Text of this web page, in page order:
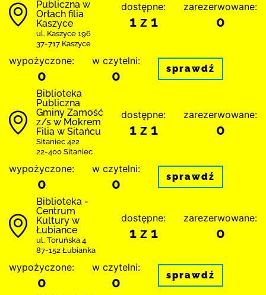
Publiczna w
Orłach filia
Kaszyce
ul. Kaszyce 196
37-717 Kaszyce
dostępne:
1 z 1
zarezerwowane:
0
wypożyczone:
0
w czytelni:
0 sprawdź
Biblio­teka
Publiczna
Gminy Zamość
z/s w Mokrem
Filia w Sitańcu
Sitaniec 422
22-400 Sitaniec
dostępne:
1 z 1
zarezerwowane:
0
wypożyczone:
0
w czytelni:
0 sprawdź
Biblioteka -
Centrum
Kultury w
Łubiance
ul. Toruńska 4
87-152 Łubianka
dostępne:
1 z 1
zarezerwowane:
0
wypożyczone:
0
w czytelni:
0 sprawdź